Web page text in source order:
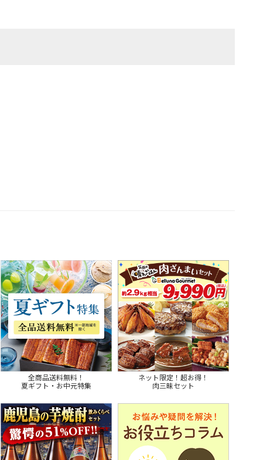
全商品送料無料！
夏ギフト・お中元特集
ネット限定！超お得！
肉三昧セット